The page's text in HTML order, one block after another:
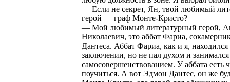
— Если не секрет, Ян, твой любимый
герой — граф Монте-Кристо?
— Мой любимый литературный герой,
Николаевич, это аббат Фариа,
Дантеса. Аббат Фариа, как и я,
заключении, но не пал духом и занимался
самосовершенствованием. У аббата есть
поучиться. А вот Эдмон Дантес, он же